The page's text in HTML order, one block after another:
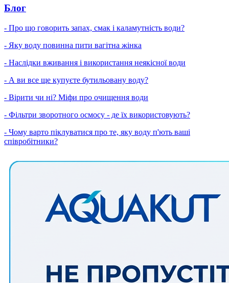
Блог
- Про що говорить запах, смак і каламутність води?
- Яку воду повинна пити вагітна жінка
- Наслідки вживання і використання неякісної води
- А ви все ще купуєте бутильовану воду?
- Вірити чи ні? Міфи про очищення води
- Фільтри зворотного осмосу - де їх використовують?
- Чому варто піклуватися про те, яку воду п'ють ваші
співробітники?